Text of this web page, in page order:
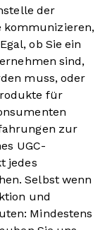
der
kommunizieren,
ob Sie ein
sind,
muss, oder
für
zur
UGC-
jedes
Selbst wenn
und
Mindestens